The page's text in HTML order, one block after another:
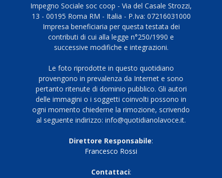
Impegno Sociale soc coop - Via del Casale Strozzi,
13 - 00195 Roma RM - Italia - P.Iva: 07216031000
Impresa beneficiaria per questa testata dei
contributi di cui alla legge n°250/1990 e
successive modifiche e integrazioni.
Le foto riprodotte in questo quotidiano
provengono in prevalenza da Internet e sono
pertanto ritenute di dominio pubblico. Gli autori
delle immagini o i soggetti coinvolti possono in
ogni momento chiederne la rimozione, scrivendo
al seguente indirizzo: info@quotidianolavoce.it.
Direttore Responsabile:
Francesco Rossi
Contattaci: